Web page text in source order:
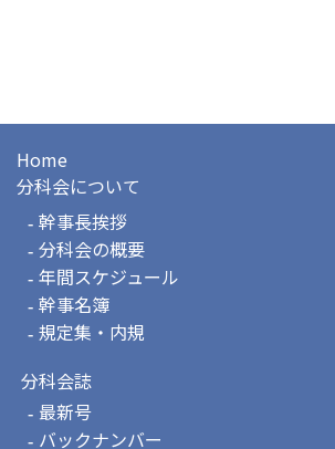
Home
分科会について
幹事長挨拶
分科会の概要
年間スケジュール
幹事名簿
規定集・内規
分科会誌
最新号
バックナンバー